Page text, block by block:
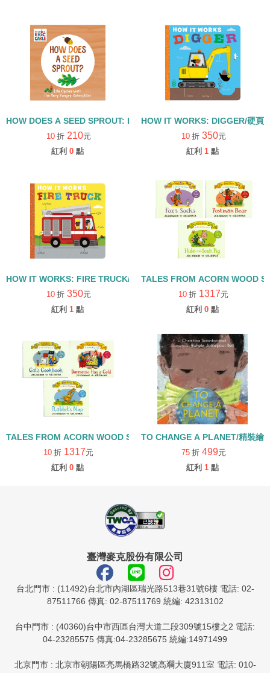
HOW DOES A SEED SPROUT: LIFE CYCLES WITH THE VERY
10 折 210元
紅利 0 點
HOW IT WORKS: DIGGER/硬頁
10 折 350元
紅利 1 點
HOW IT WORKS: FIRE TRUCK/硬頁書
10 折 350元
紅利 1 點
TALES FROM ACORN WOOD
10 折 1317元
紅利 0 點
TALES FROM ACORN WOOD STORY COLLECTION 生活日常組/
10 折 1317元
紅利 0 點
TO CHANGE A PLANET/精裝繪
75 折 499元
紅利 1 點
臺灣麥克股份有限公司
台北門市 : (11492)台北市內湖區瑞光路513巷31號6樓 電話: 02-
87511766 傳真: 02-87511769 統編: 42313102
台中門市 : (40360)台中市西區台灣大道二段309號15樓之2 電話:
04-23285575 傳真:04-23285675 統編:14971499
北京門市 : 北京市朝陽區亮馬橋路32號高斕大廈911室 電話: 010-